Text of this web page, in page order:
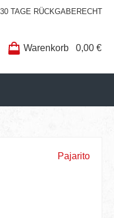
30 TAGE RÜCKGABERECHT
Warenkorb 0,00 €
Pajarito